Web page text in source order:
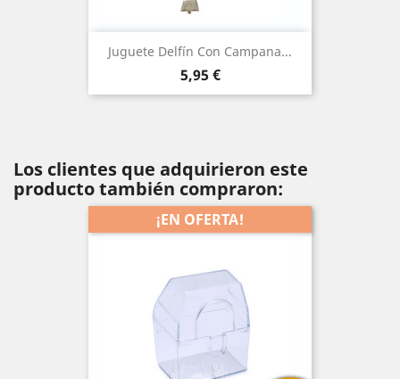
Juguete Delfín Con Campana...
Precio
5,95 €
Los clientes que adquirieron este
producto también compraron:
¡EN OFERTA!